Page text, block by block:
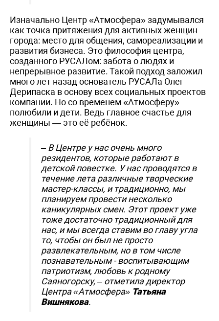
Изначально Центр «Атмосфера» задумывался
как точка притяжения для активных женщин
города: место для общения, самореализации и
развития бизнеса. Это философия центра,
созданного РУСАЛом: забота о людях и
непрерывное развитие. Такой подход заложил
много лет назад основатель РУСАЛа Олег
Дерипаска в основу всех социальных проектов
компании. Но со временем «Атмосферу»
полюбили и дети. Ведь главное счастье для
женщины — это её ребёнок.
– В Центре у нас очень много
резидентов, которые работают в
детской повестке. У нас проводятся в
течение лета различные творческие
мастер-классы, и традиционно, мы
планируем провести несколько
каникулярных смен. Этот проект уже
тоже достаточно традиционный для
нас, и мы всегда ставим во главу угла
то, чтобы он был не просто
развлекательным, но в том числе
познавательным - воспитывающим
патриотизм, любовь к родному
Саяногорску, – отметила директор
Центра «Атмосфера» Татьяна
Вишнякова.